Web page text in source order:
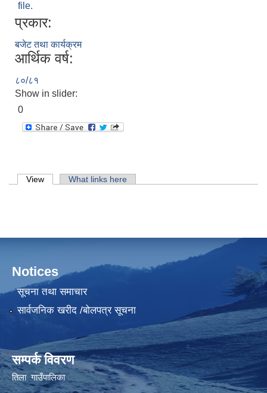
file.
प्रकार:
बजेट तथा कार्यक्रम
आर्थिक वर्ष:
८०/८१
Show in slider:
0
Primary tabs
View (active tab)What links here
Notices
सूचना तथा समाचार
सार्वजनिक खरीद /बोलपत्र सूचना
सम्पर्क विवरण
तिला गाउँपालिका